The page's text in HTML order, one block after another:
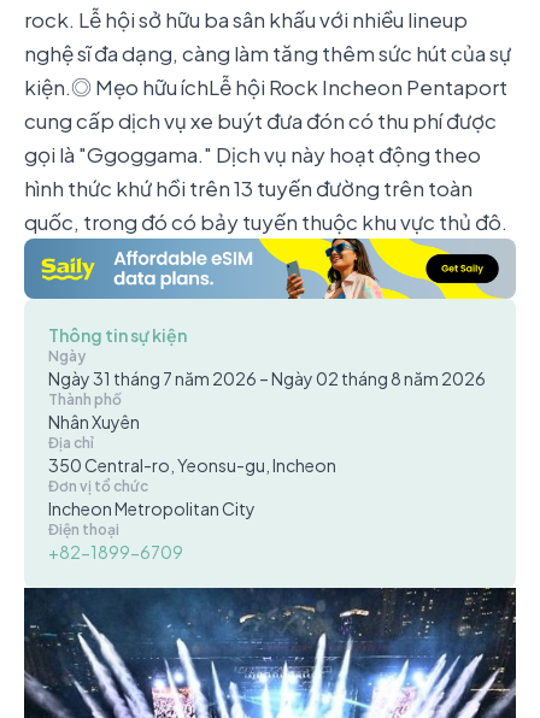
rock. Lễ hội sở hữu ba sân khấu với nhiều lineup
nghệ sĩ đa dạng, càng làm tăng thêm sức hút của sự
kiện.◎ Mẹo hữu íchLễ hội Rock Incheon Pentaport
cung cấp dịch vụ xe buýt đưa đón có thu phí được
gọi là "Ggoggama." Dịch vụ này hoạt động theo
hình thức khứ hồi trên 13 tuyến đường trên toàn
quốc, trong đó có bảy tuyến thuộc khu vực thủ đô.
Thông tin sự kiện
Ngày
Ngày 31 tháng 7 năm 2026 – Ngày 02 tháng 8 năm 2026
Thành phố
Nhân Xuyên
Địa chỉ
350 Central-ro, Yeonsu-gu, Incheon
Đơn vị tổ chức
Incheon Metropolitan City
Điện thoại
+82-1899-6709